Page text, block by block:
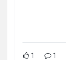
1 1